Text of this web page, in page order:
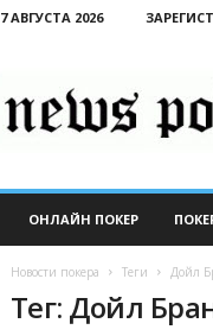
7 АВГУСТА 2026
ОНЛАЙН ПОКЕР
Новости покера Теги Дойл
Тег: Дойл